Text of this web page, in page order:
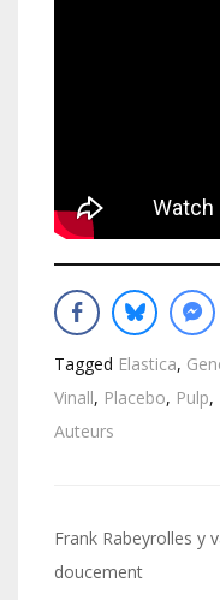
Tagged Elastica,
Vinall, Placebo, Pulp,
Auteurs
de
Frank Rabeyrolles y
doucement